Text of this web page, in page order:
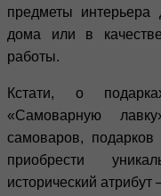
предметы интерьера
дома или в
работы.
Кстати, о
«Самоварную
самоваров,
приобрести
исторический